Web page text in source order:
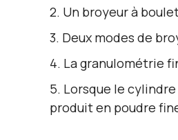
2. Un broyeur à
3. Deux modes de
4. La granulométrie
5. Lorsque le
produit en poudre